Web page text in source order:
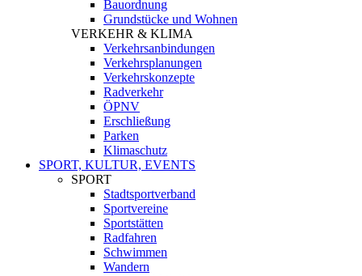
Bauordnung
Grundstücke und Wohnen
VERKEHR & KLIMA
Verkehrsanbindungen
Verkehrsplanungen
Verkehrskonzepte
Radverkehr
ÖPNV
Erschließung
Parken
Klimaschutz
SPORT, KULTUR, EVENTS
SPORT
Stadtsportverband
Sportvereine
Sportstätten
Radfahren
Schwimmen
Wandern